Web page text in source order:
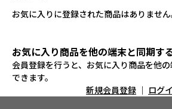
お気に入りに登録された商品はありません
お気に入り商品を他の端末と同期す
会員登録を行うと、お気に入り商品を他
できます。
新規会員登録 ｜ ログ